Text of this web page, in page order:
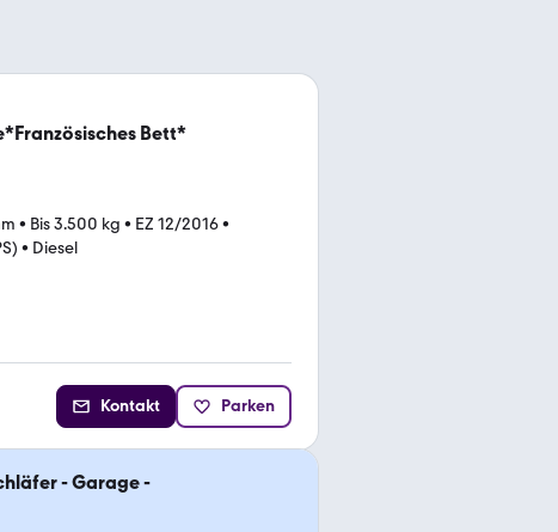
Bett*
• Bis 3.500 kg • EZ 12/2016•
• Diesel
Kontakt Parken
- Garage -